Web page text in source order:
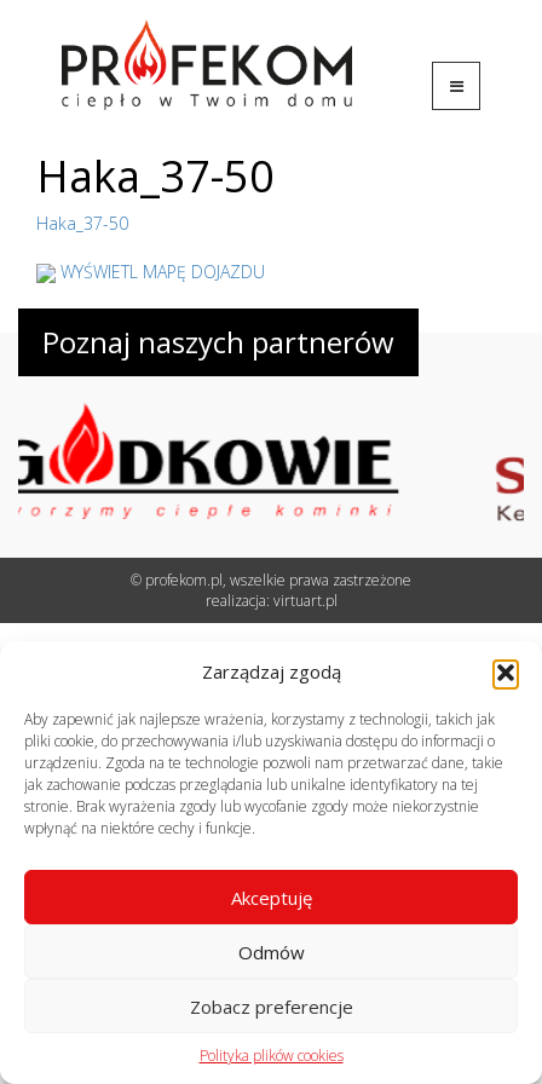
Zarządzaj zgodą
Aby zapewnić jak najlepsze wrażenia, korzystamy z technologii, takich jak
pliki cookie, do przechowywania i/lub uzyskiwania dostępu do informacji o
urządzeniu. Zgoda na te technologie pozwoli nam przetwarzać dane, takie
jak zachowanie podczas przeglądania lub unikalne identyfikatory na tej
stronie. Brak wyrażenia zgody lub wycofanie zgody może niekorzystnie
wpłynąć na niektóre cechy i funkcje.
Akceptuję
Odmów
Zobacz preferencje
Polityka plików cookies
Haka_37-50
Haka_37-50
WYŚWIETL MAPĘ DOJAZDU
Poznaj naszych partnerów
© profekom.pl, wszelkie prawa zastrzeżone
realizacja: virtuart.pl